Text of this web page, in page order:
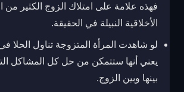
فهذه علامة على امتلاك الزوج الكثير من
الأخلاقية النبيلة في الحقيقة.
لو شاهدت المرأة المتزوجة تناول الحلا في
يعني أنها ستتمكن من حل كل المشاكل
بينها وبين الزوج.